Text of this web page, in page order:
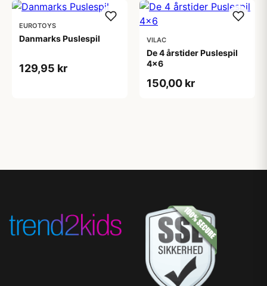
EUROTOYS
Danmarks Puslespil
129,95 kr
VILAC
De 4 årstider Puslespil
4x6
150,00 kr